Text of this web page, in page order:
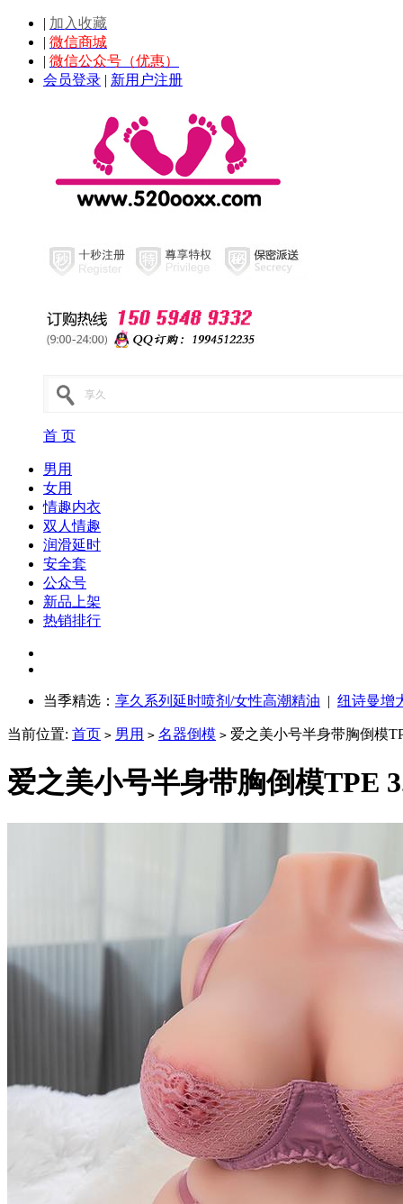
| 加入收藏
| 微信商城
| 微信公众号（优惠）
会员登录 | 新用户注册
首 页
男用
女用
情趣内衣
双人情趣
润滑延时
安全套
公众号
新品上架
热销排行
当季精选： 享久系列延时喷剂/女性高潮精油 | 纽诗曼增
当前位置: 首页 > 男用 > 名器倒模 > 爱之美小号半身带胸倒模
爱之美小号半身带胸倒模TPE